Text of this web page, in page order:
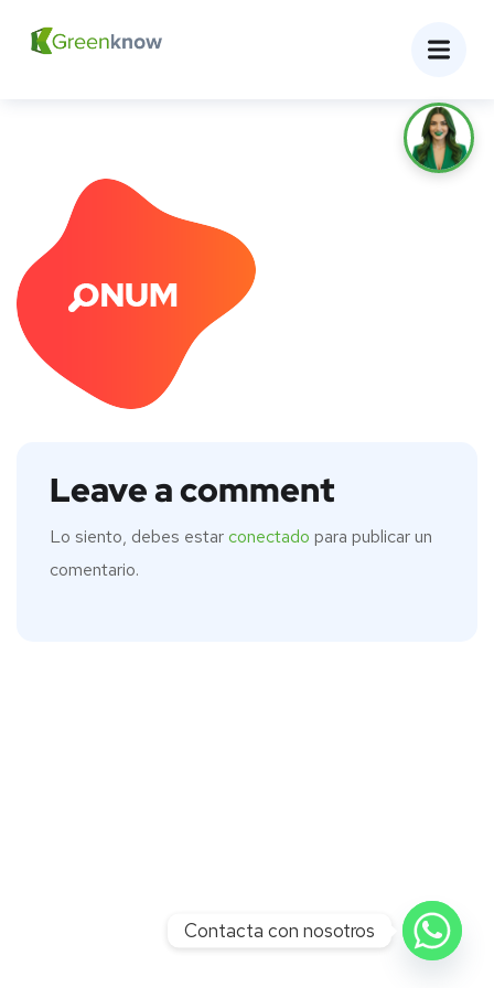
Leave a comment
Lo siento, debes estarconectado para publicar un
comentario.
Contacta con nosotros